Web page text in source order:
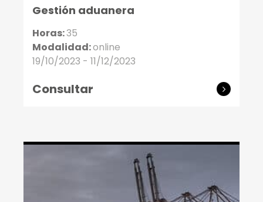
Gestión aduanera
Horas:35
Modalidad:online
19/10/2023 - 11/12/2023
Consultar